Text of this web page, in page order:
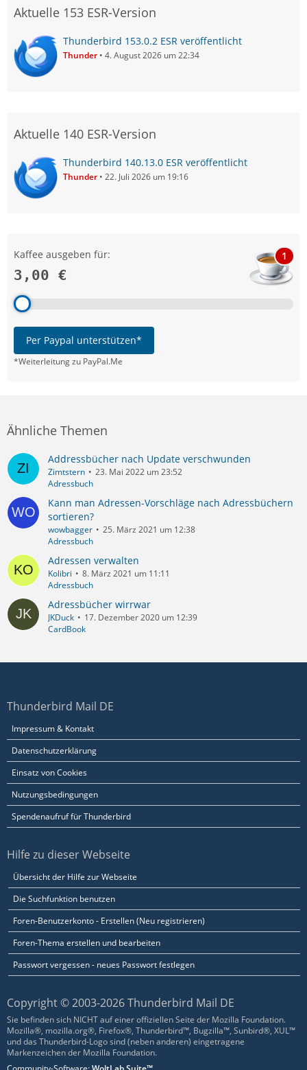
Aktuelle 153 ESR-Version
Thunderbird 153.0.2 ESR veröffentlicht
Thunder 4. August 2026 um 22:34
Aktuelle 140 ESR-Version
Thunderbird 140.13.0 ESR veröffentlicht
Thunder 22. Juli 2026 um 19:16
Kaffee ausgeben für:
3,00 €
1
Per Paypal unterstützen*
*Weiterleitung zu PayPal.Me
Ähnliche Themen
Addressbücher nach Update verschwunden
Zimtstern
23. Mai 2022 um 23:52
Adressbuch
Kann man Adressen-Vorschläge nach Adressbüchern
sortieren?
wowbagger
25. März 2021 um 12:38
Adressbuch
Adressen verwalten
Kolibri
8. März 2021 um 11:11
Adressbuch
Adressbücher wirrwar
JKDuck
17. Dezember 2020 um 12:39
CardBook
Thunderbird Mail DE
Impressum & Kontakt
Datenschutzerklärung
Einsatz von Cookies
Nutzungsbedingungen
Spendenaufruf für Thunderbird
Hilfe zu dieser Webseite
Übersicht der Hilfe zur Webseite
Die Suchfunktion benutzen
Foren-Benutzerkonto - Erstellen (Neu registrieren)
Foren-Thema erstellen und bearbeiten
Passwort vergessen - neues Passwort festlegen
Copyright © 2003-2026 Thunderbird Mail DE
Sie befinden sich NICHT auf einer offiziellen Seite der Mozilla Foundation.
Mozilla®, mozilla.org®, Firefox®, Thunderbird™, Bugzilla™, Sunbird®, XUL™
und das Thunderbird-Logo sind (neben anderen) eingetragene
Markenzeichen der Mozilla Foundation.